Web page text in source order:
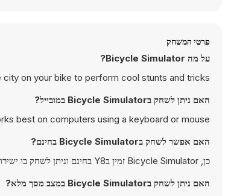
פרטי המשחק
על מה Bicycle Simulator?
city on your bike to perform cool stunts and tricks.
האם ניתן לשחק בBicycle Simulator במובייל?
best on computers using a keyboard or mouse.
האם אפשר לשחק בBicycle Simulator בחינם?
כן, Bicycle Simulator זמין בY8 בחינם וניתן לשחק בו ישירות בדפדפן.
האם ניתן לשחק בBicycle Simulator במצב מסך מלא?